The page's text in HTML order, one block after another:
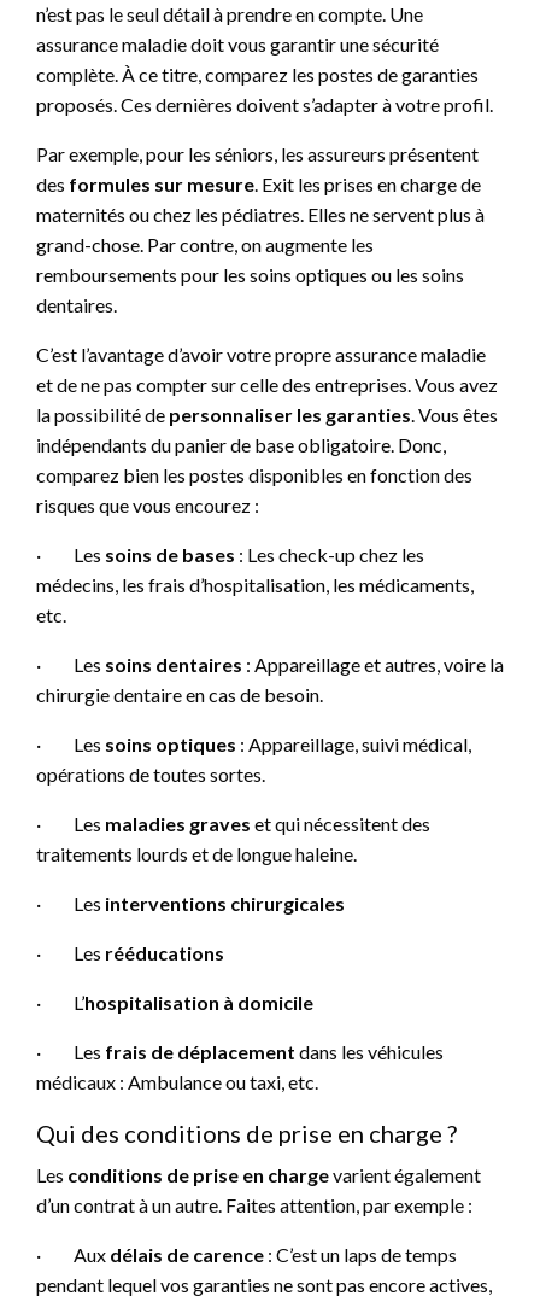
n’est pas le seul détail à prendre en compte. Une
assurance maladie doit vous garantir une sécurité
complète. À ce titre, comparez les postes de garanties
proposés. Ces dernières doivent s’adapter à votre profil.
Par exemple, pour les séniors, les assureurs présentent
des formules sur mesure. Exit les prises en charge de
maternités ou chez les pédiatres. Elles ne servent plus à
grand-chose. Par contre, on augmente les
remboursements pour les soins optiques ou les soins
dentaires.
C’est l’avantage d’avoir votre propre assurance maladie
et de ne pas compter sur celle des entreprises. Vous avez
la possibilité de personnaliser les garanties. Vous êtes
indépendants du panier de base obligatoire. Donc,
comparez bien les postes disponibles en fonction des
risques que vous encourez :
· Les soins de bases : Les check-up chez les
médecins, les frais d’hospitalisation, les médicaments,
etc.
· Les soins dentaires : Appareillage et autres, voire la
chirurgie dentaire en cas de besoin.
· Les soins optiques : Appareillage, suivi médical,
opérations de toutes sortes.
· Les maladies graves et qui nécessitent des
traitements lourds et de longue haleine.
· Les interventions chirurgicales
· Les rééducations
· L’hospitalisation à domicile
· Les frais de déplacement dans les véhicules
médicaux : Ambulance ou taxi, etc.
Qui des conditions de prise en charge ?
Les conditions de prise en chargevarient également
d’un contrat à un autre. Faites attention, par exemple :
· Aux délais de carence : C’est un laps de temps
pendant lequel vos garanties ne sont pas encore actives,